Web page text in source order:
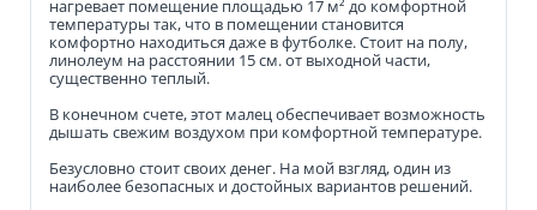
нагревает помещение площадью 17 м² до комфортной
температуры так, что в помещении становится
комфортно находиться даже в футболке. Стоит на полу,
линолеум на расстоянии 15 см. от выходной части,
существенно теплый.
В конечном счете, этот малец обеспечивает возможность
дышать свежим воздухом при комфортной температуре.
Безусловно стоит своих денег. На мой взгляд, один из
наиболее безопасных и достойных вариантов решений.